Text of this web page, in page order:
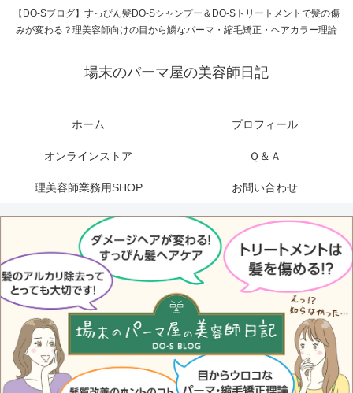
【DO-Sブログ】すっぴん髪DO-Sシャンプー＆DO-Sトリートメントで髪の傷
みが変わる？理美容師向けの目から鱗なパーマ・縮毛矯正・ヘアカラー理論
場末のパーマ屋の美容師日記
ホーム プロフィール
オンラインストア Ｑ＆Ａ
理美容師業務用SHOP お問い合わせ